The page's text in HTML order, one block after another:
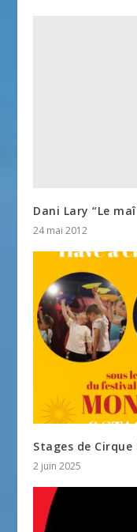
Dani Lary “Le
24 mai 2012
Stages de
2 juin 2025